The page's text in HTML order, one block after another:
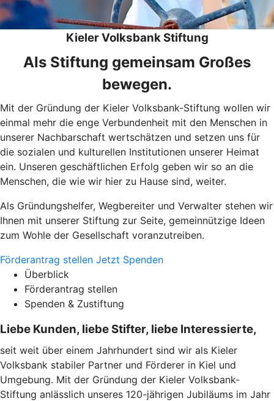
Kieler Volksbank Stiftung
Als Stiftung gemeinsam Großes
bewegen.
Mit der Gründung der Kieler Volksbank-Stiftung wollen wir
einmal mehr die enge Verbundenheit mit den Menschen in
unserer Nachbarschaft wertschätzen und setzen uns für
die sozialen und kulturellen Institutionen unserer Heimat
ein. Unseren geschäftlichen Erfolg geben wir so an die
Menschen, die wie wir hier zu Hause sind, weiter.
Als Gründungshelfer, Wegbereiter und Verwalter stehen wir
Ihnen mit unserer Stiftung zur Seite, gemeinnützige Ideen
zum Wohle der Gesellschaft voranzutreiben.
Förderantrag stellen Jetzt Spenden
Überblick
Förderantrag stellen
Spenden & Zustiftung
Liebe Kunden, liebe Stifter, liebe Interessierte,
seit weit über einem Jahrhundert sind wir als Kieler
Volksbank stabiler Partner und Förderer in Kiel und
Umgebung. Mit der Gründung der Kieler Volksbank-
Stiftung anlässlich unseres 120-jährigen Jubiläums im Jahr